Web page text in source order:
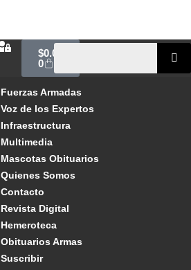
$0.00
0
Fuerzas Armadas
Voz de los Expertos
Infraestructura
Multimedia
Mascotas Obituarios
Quienes Somos
Contacto
Revista Digital
Hemeroteca
Obituarios Armas
Suscribir